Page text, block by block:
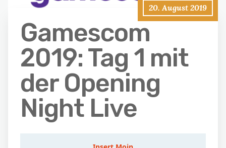
20. August 2019
Gamescom
2019: Tag 1 mit
der Opening
Night Live